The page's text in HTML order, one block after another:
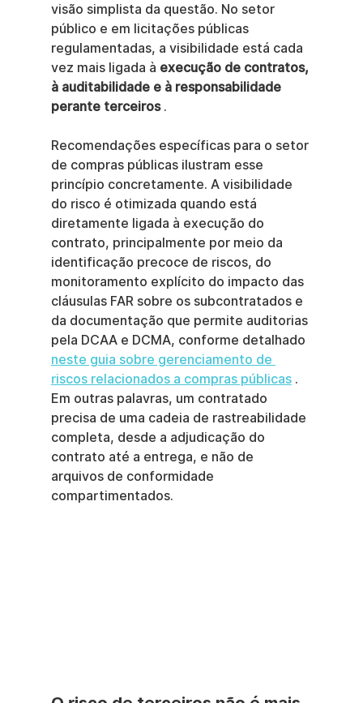
visão simplista da questão. No setor
público e em licitações públicas
regulamentadas, a visibilidade está cada
vez mais ligada à execução de contratos,
à auditabilidade e à responsabilidade
perante terceiros .
Recomendações específicas para o setor
de compras públicas ilustram esse
princípio concretamente. A visibilidade
do risco é otimizada quando está
diretamente ligada à execução do
contrato, principalmente por meio da
identificação precoce de riscos, do
monitoramento explícito do impacto das
cláusulas FAR sobre os subcontratados e
da documentação que permite auditorias
pela DCAA e DCMA, conforme detalhado
neste guia sobre gerenciamento de
riscos relacionados a compras públicas .
Em outras palavras, um contratado
precisa de uma cadeia de rastreabilidade
completa, desde a adjudicação do
contrato até a entrega, e não de
arquivos de conformidade
compartimentados.